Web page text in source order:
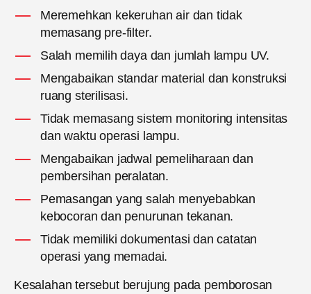
Meremehkan kekeruhan air dan tidak
memasang pre-filter.
Salah memilih daya dan jumlah lampu UV.
Mengabaikan standar material dan konstruksi
ruang sterilisasi.
Tidak memasang sistem monitoring intensitas
dan waktu operasi lampu.
Mengabaikan jadwal pemeliharaan dan
pembersihan peralatan.
Pemasangan yang salah menyebabkan
kebocoran dan penurunan tekanan.
Tidak memiliki dokumentasi dan catatan
operasi yang memadai.
Kesalahan tersebut berujung pada pemborosan